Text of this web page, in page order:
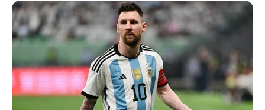
ACTIVAR AHORA
TEMAS DESTACADOS